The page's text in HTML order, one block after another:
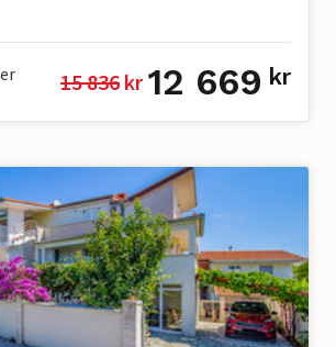
15 836 kr 12 669 kr